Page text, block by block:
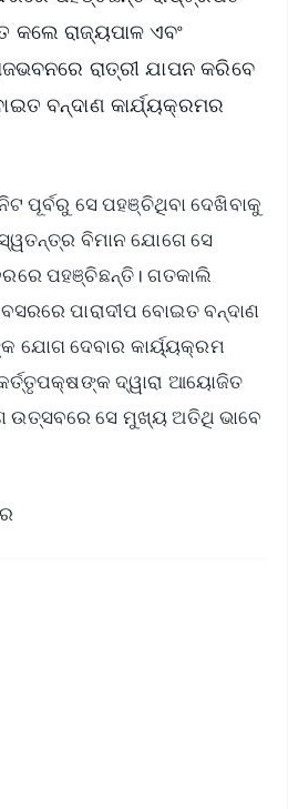
କଲେ ରାଜ୍ୟପାଳ ଏବଂ
ରାତ୍ରୀ ଯାପନ କରିବେ
ବନ୍ଦାଣ କାର୍ଯ୍ୟକ୍ରମର
ପୂର୍ବରୁ ସେ ପହଞ୍ଚିଥିବା ଦେଖିବାକୁ
ବିମାନ ଯୋଗେ ସେ
ପହଞ୍ଚିଛନ୍ତି। ଗତକାଲି
ପାରାଦୀପ ବୋଇତ ବନ୍ଦାଣ
ଯୋଗ ଦେବାର କାର୍ୟ୍ୟକ୍ରମ
ଦ୍ୱାରା ଆୟୋଜିତ
ଉତ୍ସବରେ ସେ ମୁଖ୍ୟ ଅତିଥି ଭାବେ